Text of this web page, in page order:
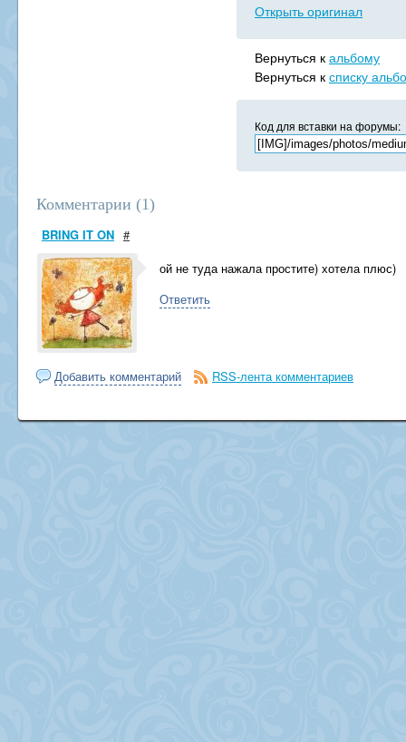
Открыть оригинал
Вернуться к альбому
Вернуться к списку
Код для вставки на форумы:
Комментарии (1)
BRING IT ON #
ой не туда нажала простите) хотела плюс)
Ответить
Добавить комментарий RSS-лента комментариев